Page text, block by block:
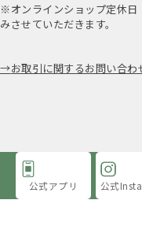
※オンラインショップ定休日
みさせていただきます。
お取引に関するお問い合わ
公式アプリ 公式